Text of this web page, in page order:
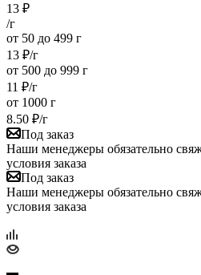
13 ₽
/г
от 50 до 499 г
13 ₽/г
от 500 до 999 г
11 ₽/г
от 1000 г
8.50 ₽/г
Под заказ
Наши менеджеры обязательно
условия заказа
Под заказ
Наши менеджеры обязательно
условия заказа